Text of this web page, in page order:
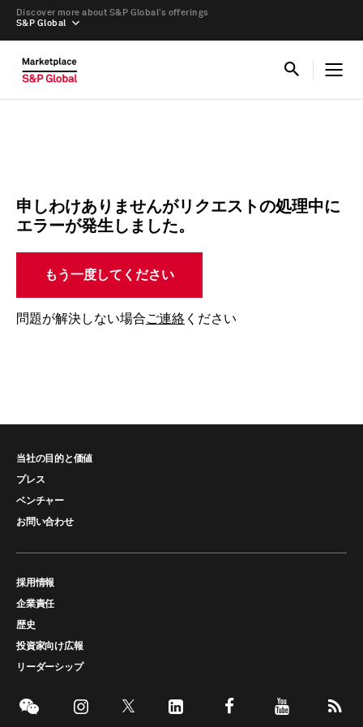
S&P Global
Discover more about S&P Global’s offerings
申しわけありませんがリクエストの処理中に
エラーが発生しました。
もう一度してください
問題が解決しない場合ご連絡 ください
当社の目的と価値
プレス
ベンチャー
お問い合わせ
採用情報
企業責任
歴史
投資家向け広報
リーダーシップ